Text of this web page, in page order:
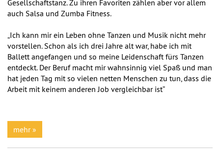
Gesellschaftstanz. Zu ihren Favoriten zählen aber vor allem
auch Salsa und Zumba Fitness.
„Ich kann mir ein Leben ohne Tanzen und Musik nicht mehr
vorstellen. Schon als ich drei Jahre alt war, habe ich mit
Ballett angefangen und so meine Leidenschaft fürs Tanzen
entdeckt. Der Beruf macht mir wahnsinnig viel Spaß und man
hat jeden Tag mit so vielen netten Menschen zu tun, dass die
Arbeit mit keinem anderen Job vergleichbar ist“
mehr »